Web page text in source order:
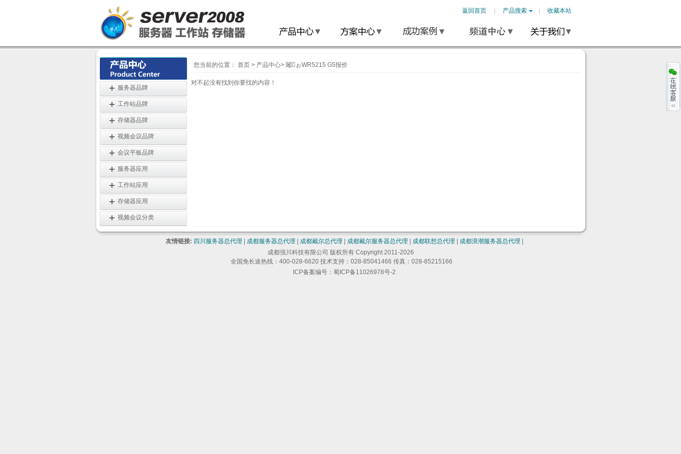
返回首页 产品搜索 收藏本站
服务器品牌
工作站品牌
存储器品牌
视频会议品牌
会议平板品牌
服务器应用
工作站应用
存储器应用
视频会议分类
您当前的位置： 首页 > 产品中心> 闂ぉWR5215 G5报价
对不起没有找到你要找的内容！
友情链接: 四川服务器总代理 成都服务器总代理 成都戴尔总代理 成都戴尔服务器总代理 成都联想总代理 成都浪潮服务器总代理
成都强川科技有限公司 版权所有 Copyright 2011-2026
全国免长途热线：400-028-6620 技术支持：028-85041466 传真：028-85215166
ICP备案编号：蜀ICP备11026978号-2